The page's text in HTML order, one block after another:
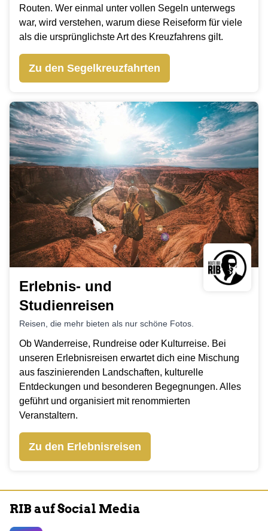
Routen. Wer einmal unter vollen Segeln unterwegs
war, wird verstehen, warum diese Reiseform für viele
als die ursprünglichste Art des Kreuzfahrens gilt.
Zu den Segelkreuzfahrten
Erlebnis- und
Studienreisen
Reisen, die mehr bieten als nur schöne Fotos.
Ob Wanderreise, Rundreise oder Kulturreise. Bei
unseren Erlebnisreisen erwartet dich eine Mischung
aus faszinierenden Landschaften, kulturelle
Entdeckungen und besonderen Begegnungen. Alles
geführt und organisiert mit renommierten
Veranstaltern.
Zu den Erlebnisreisen
RIB auf Social Media